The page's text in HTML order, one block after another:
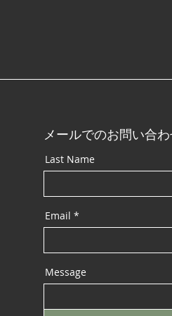
メールでのお問い合
Last Name
Email
Message